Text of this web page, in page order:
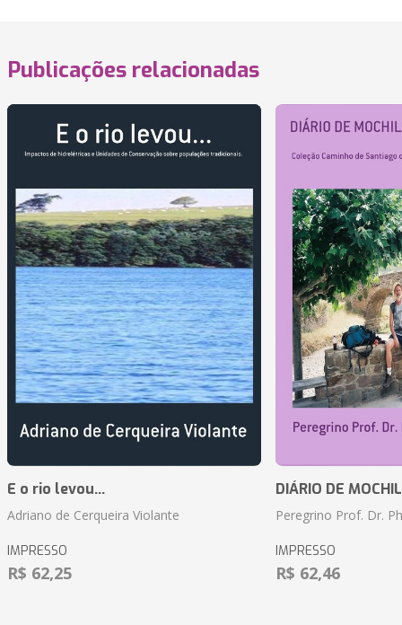
Publicações relacionadas
E o rio levou...
Adriano de Cerqueira Violante
IMPRESSO
R$ 62,25
DIÁRIO DE
Peregrino Prof. Dr.
IMPRESSO
R$ 62,46